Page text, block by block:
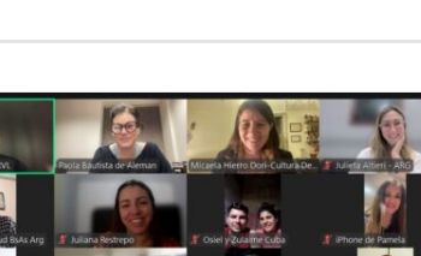
Concluyó con éxito el programa